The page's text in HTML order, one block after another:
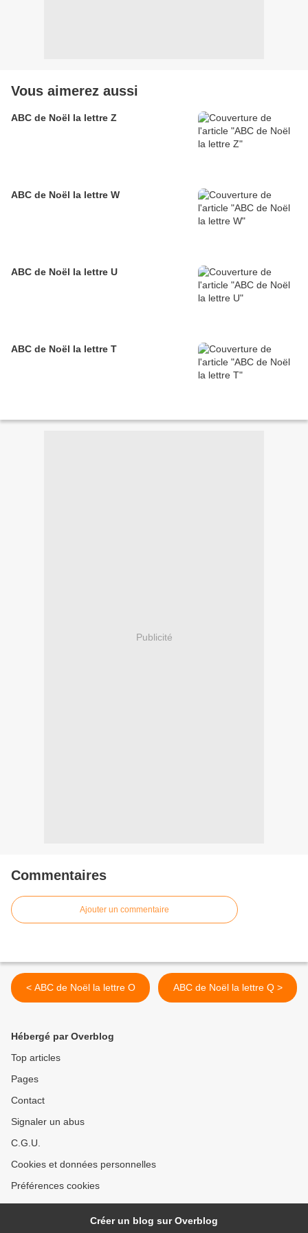
Vous aimerez aussi
ABC de Noël la lettre Z
ABC de Noël la lettre W
ABC de Noël la lettre U
ABC de Noël la lettre T
Publicité
Commentaires
Ajouter un commentaire
< ABC de Noël la lettre O ABC de Noël la lettre Q >
Hébergé par Overblog
Top articles
Pages
Contact
Signaler un abus
C.G.U.
Cookies et données personnelles
Préférences cookies
Créer un blog sur Overblog